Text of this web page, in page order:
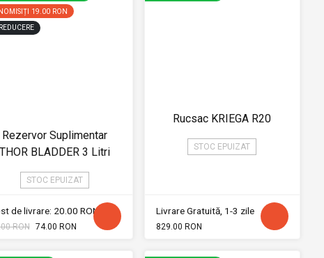
19.00 RON
REDUCERE
Rezervor Suplimentar
THOR BLADDER 3 Litri
STOC EPUIZAT
de livrare: 20.00 RON
RON 74.00 RON
Rucsac KRIEGA R20
STOC EPUIZAT
Livrare Gratuită, 1-3 zile
829.00 RON